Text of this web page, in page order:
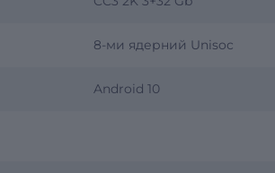
8-ми ядерний Unisoc
Android 10